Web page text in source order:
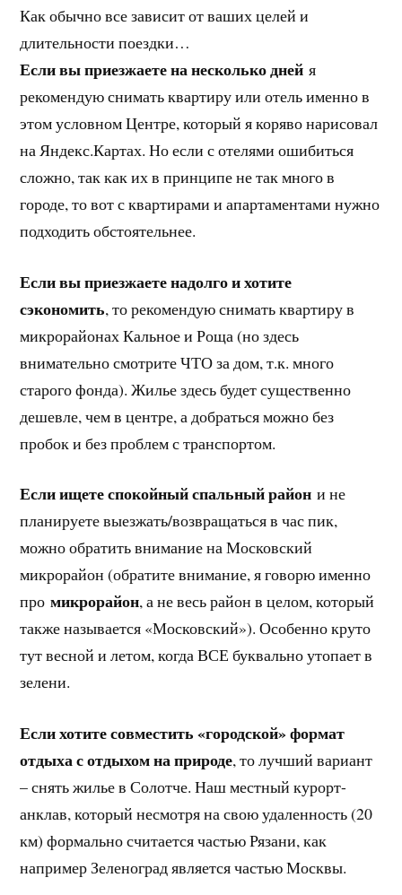
Как обычно все зависит от ваших целей и
длительности поездки…
Если вы приезжаете на несколько дней я
рекомендую снимать квартиру или отель именно в
этом условном Центре, который я коряво нарисовал
на Яндекс.Картах. Но если с отелями ошибиться
сложно, так как их в принципе не так много в
городе, то вот с квартирами и апартаментами нужно
подходить обстоятельнее.
Если вы приезжаете надолго и хотите
сэкономить, то рекомендую снимать квартиру в
микрорайонах Кальное и Роща (но здесь
внимательно смотрите ЧТО за дом, т.к. много
старого фонда). Жилье здесь будет существенно
дешевле, чем в центре, а добраться можно без
пробок и без проблем с транспортом.
Если ищете спокойный спальный район и не
планируете выезжать/возвращаться в час пик,
можно обратить внимание на Московский
микрорайон (обратите внимание, я говорю именно
промикрорайон, а не весь район в целом, который
также называется «Московский»). Особенно круто
тут весной и летом, когда ВСЕ буквально утопает в
зелени.
Если хотите совместить «городской» формат
отдыха с отдыхом на природе, то лучший вариант
– снять жилье в Солотче. Наш местный курорт-
анклав, который несмотря на свою удаленность (20
км) формально считается частью Рязани, как
например Зеленоград является частью Москвы.